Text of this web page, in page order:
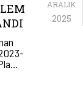
ARALIK
2025